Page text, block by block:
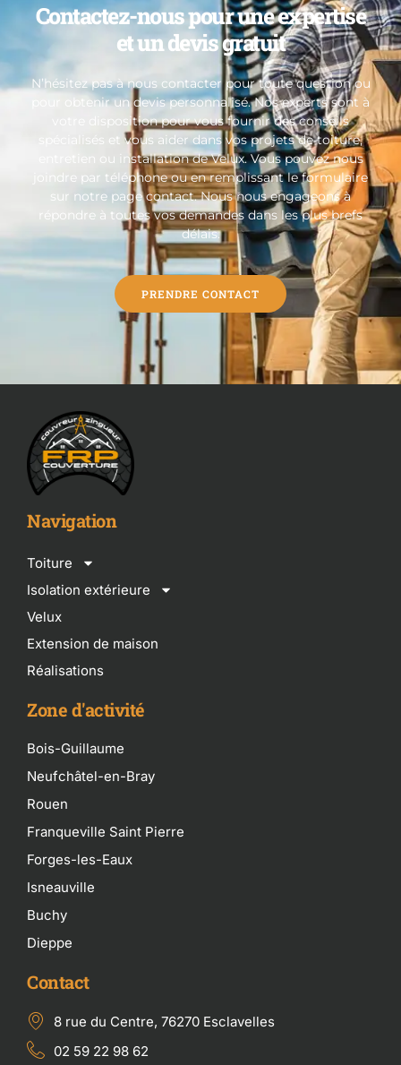
Contactez-nous pour une expertise
et un devis gratuit
N’hésitez pas à nous contacter pour toute question ou
pour obtenir un devis personnalisé. Nos experts sont à
votre disposition pour vous fournir des conseils
spécialisés et vous aider dans vos projets de toiture,
entretien ou installation de Velux. Vous pouvez nous
joindre par téléphone ou en remplissant le formulaire
sur notre page contact. Nous nous engageons à
répondre à toutes vos demandes dans les plus brefs
délais.
PRENDRE CONTACT
Navigation
Toiture
Isolation extérieure
Velux
Extension de maison
Réalisations
Zone d'activité
Bois-Guillaume
Neufchâtel-en-Bray
Rouen
Franqueville Saint Pierre
Forges-les-Eaux
Isneauville
Buchy
Dieppe
Contact
8 rue du Centre, 76270 Esclavelles
02 59 22 98 62